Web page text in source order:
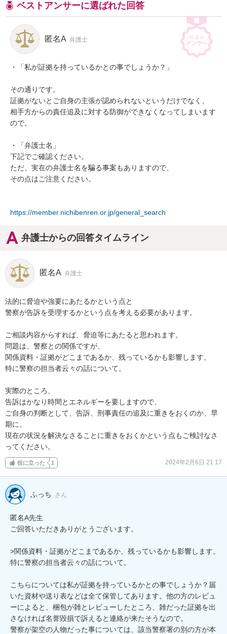
ベストアンサーに選ばれた回答
匿名A 弁護士
・「私が証拠を持っているかとの事でしょうか？」
その通りです。
証拠がないとご自身の主張が認められないというだけでなく、
相手方からの責任追及に対する防御ができなくなってしまいます
ので。
・「弁護士名」
下記でご確認ください。
ただ、実在の弁護士名を騙る事案もありますので、
その点はご注意ください。
https://member.nichibenren.or.jp/general_search
弁護士からの回答タイムライン
匿名A 弁護士
法的に脅迫や強要にあたるかという点と
警察が告訴を受理するかという点を考える必要があります。
ご相談内容からすれば、脅迫等にあたると思われます。
問題は、警察との関係ですが、
関係資料・証拠がどこまであるか、残っているかも影響します。
特に警察の担当者云々の話について。
実際のところ、
告訴はかなり時間とエネルギーを要しますので、
ご自身の判断として、告訴、刑事責任の追及に重きをおくのか、早
期に、
現在の状況を解決なさることに重きをおくかという点もご検討なさ
ってください。
役に立った 1 2024年2月6日 21:17
ふっち さん
匿名A先生
ご回答いただきありがとうございます。
>関係資料・証拠がどこまであるか、残っているかも影響します。
特に警察の担当者云々の話について。
こちらについては私が証拠を持っているかとの事でしょうか？届
いた資材や送り表などは全て保管してあります。他の方のレビュ
ーによると、梱包が雑とレビューしたところ、雑だった証拠を出
さなければ名誉毀損で訴えると連絡が来たそうなので。
警察が架空の人物だった事については、該当警察署の別の方が本